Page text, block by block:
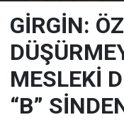
GİRGİN:
MESLEKİ
“B”